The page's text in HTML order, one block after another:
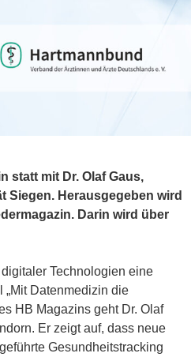
statt mit Dr. Olaf Gaus,
Siegen. Herausgegeben wird
Darin wird über
Technologien eine
Datenmedizin die
HB Magazins geht Dr. Olaf
Er zeigt auf, dass neue
Gesundheitstracking